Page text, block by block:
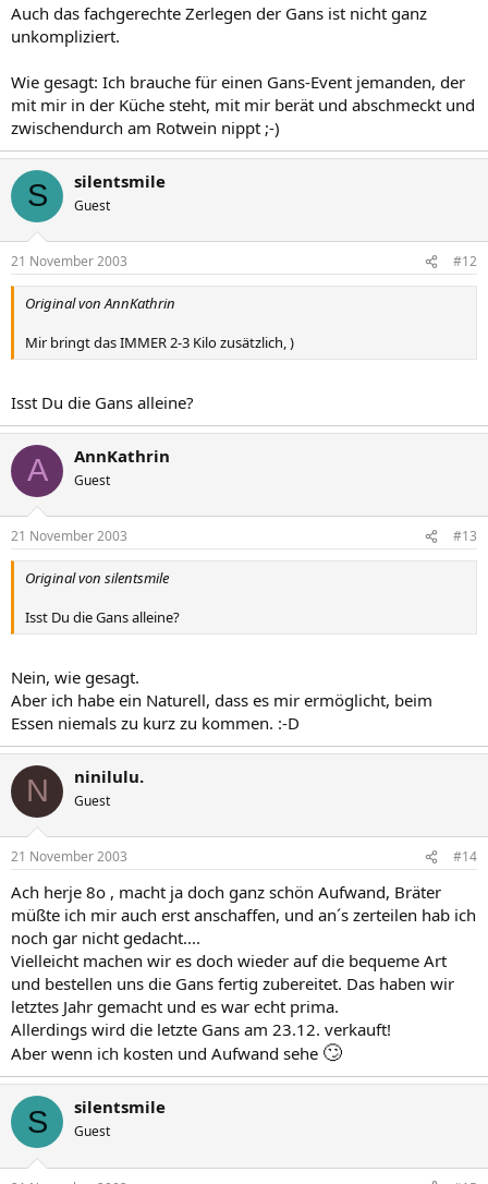
Auch das fachgerechte Zerlegen der Gans ist nicht ganz
unkompliziert.
Wie gesagt: Ich brauche für einen Gans-Event jemanden, der
mit mir in der Küche steht, mit mir berät und abschmeckt und
zwischendurch am Rotwein nippt ;-)
S silentsmile
Guest
21 November 2003 #12
Original von AnnKathrin
Mir bringt das IMMER 2-3 Kilo zusätzlich, )
Isst Du die Gans alleine?
A AnnKathrin
Guest
21 November 2003 #13
Original von silentsmile
Isst Du die Gans alleine?
Nein, wie gesagt.
Aber ich habe ein Naturell, dass es mir ermöglicht, beim
Essen niemals zu kurz zu kommen. :-D
N ninilulu.
Guest
21 November 2003 #14
Ach herje 8o , macht ja doch ganz schön Aufwand, Bräter
müßte ich mir auch erst anschaffen, und an´s zerteilen hab ich
noch gar nicht gedacht....
Vielleicht machen wir es doch wieder auf die bequeme Art
und bestellen uns die Gans fertig zubereitet. Das haben wir
letztes Jahr gemacht und es war echt prima.
Allerdings wird die letzte Gans am 23.12. verkauft!
Aber wenn ich kosten und Aufwand sehe 🙄
S silentsmile
Guest